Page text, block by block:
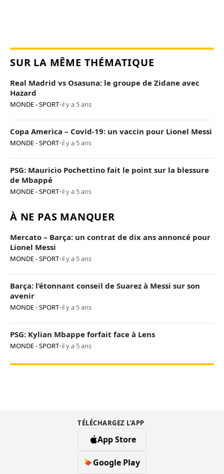
SUR LA MÊME THÉMATIQUE
Real Madrid vs Osasuna: le groupe de Zidane avec
Hazard
MONDE - SPORT•il y a 5 ans
Copa America – Covid-19: un vaccin pour Lionel Messi
MONDE - SPORT•il y a 5 ans
PSG: Mauricio Pochettino fait le point sur la blessure
de Mbappé
MONDE - SPORT•il y a 5 ans
À NE PAS MANQUER
Mercato – Barça: un contrat de dix ans annoncé pour
Lionel Messi
MONDE - SPORT•il y a 5 ans
Barça: l’étonnant conseil de Suarez à Messi sur son
avenir
MONDE - SPORT•il y a 5 ans
PSG: Kylian Mbappe forfait face à Lens
MONDE - SPORT•il y a 5 ans
TÉLÉCHARGEZ L’APP
App Store
Google Play